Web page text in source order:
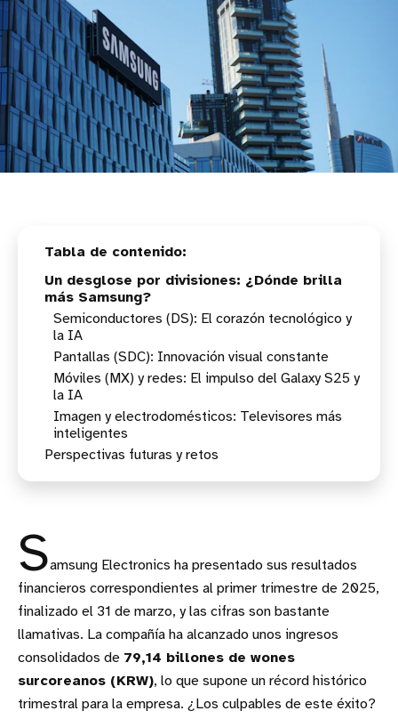
Un desglose por divisiones: ¿Dónde brilla
más Samsung?
Semiconductores (DS): El corazón tecnológico y
la IA
Pantallas (SDC): Innovación visual constante
Móviles (MX) y redes: El impulso del Galaxy S25 y
la IA
Imagen y electrodomésticos: Televisores más
inteligentes
Perspectivas futuras y retos
Samsung Electronics ha presentado sus resultados
financieros correspondientes al primer trimestre de 2025,
finalizado el 31 de marzo, y las cifras son bastante
llamativas. La compañía ha alcanzado unos ingresos
consolidados de 79,14 billones de wones
surcoreanos (KRW), lo que supone un récord histórico
trimestral para la empresa. ¿Los culpables de este éxito?